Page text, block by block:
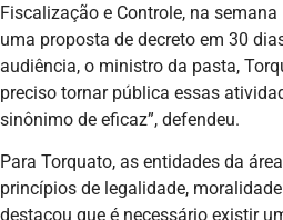
Fiscalização e Controle, na
uma proposta de decreto em 30
audiência, o ministro da pasta,
preciso tornar pública essas
sinônimo de eficaz”, defendeu.
Para Torquato, as entidades da
princípios de legalidade,
destacou que é necessário existir